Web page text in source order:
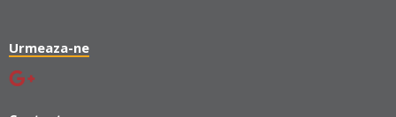
Urmeaza-ne